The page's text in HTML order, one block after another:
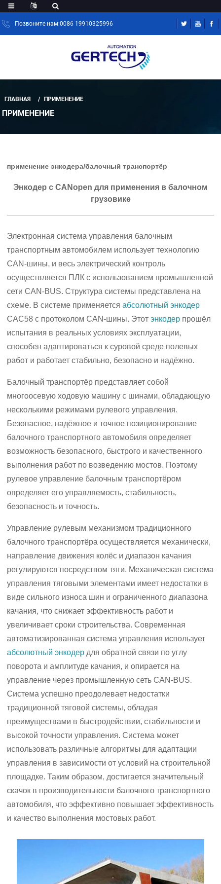
Позвоните нам:0086 19910325996
ГЛАВНАЯ ПРИМЕНЕНИЕ
ПРИМЕНЕНИЕ
применение энкодера/балочный транспортёр
Энкодер с CANopen для применения в балочном
грузовике
Электронная система управления балочным
транспортным автомобилем использует технологию
CAN-шины, и весь электрический контроль
осуществляется ПЛК с использованием промышленной
сети CAN-BUS. Структура системы представлена на
схеме. В системе применяетсяабсолютный энкодер
CAC58 с протоколом CAN-шины. Этотэнкодер прошёл
испытания в реальных условиях эксплуатации,
способен адаптироваться к суровой среде полевых
работ и работает стабильно, безопасно и надёжно.
Балочный транспортёр представляет собой
многоосевую ходовую машину с шинами, обладающую
несколькими режимами рулевого управления.
Безопасное, надёжное и точное позиционирование
балочного транспортного автомобиля определяет
возможность безопасного, быстрого и качественного
выполнения работ по возведению мостов. Поэтому
рулевое управление балочным транспортёром
определяет его управляемость, стабильность,
безопасность и точность.
Управление рулевым механизмом традиционного
балочного транспортёра осуществляется механически,
направление движения колёс и диапазон качания
регулируются посредством тяги. Механическая система
управления тяговыми элементами имеет недостатки в
виде сильного износа шин и ограниченного диапазона
качания, что снижает эффективность работ и
увеличивает сроки строительства. Современная
автоматизированная система управления использует
абсолютный энкодер для обратной связи по углу
поворота и амплитуде качания, и опирается на
управление через промышленную сеть CAN-BUS.
Система успешно преодолевает недостатки
традиционной тяговой системы, обладая
преимуществами в быстродействии, стабильности и
высокой точности управления. Система может
использовать различные алгоритмы для адаптации
управления в зависимости от условий на строительной
площадке. Таким образом, достигается значительный
скачок в производительности балочного транспортного
автомобиля, что эффективно повышает эффективность
и качество выполнения мостовых работ.